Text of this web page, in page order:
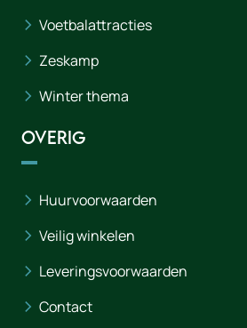
Voetbalattracties
Zeskamp
Winter thema
Overig
Huurvoorwaarden
Veilig winkelen
Leveringsvoorwaarden
Contact